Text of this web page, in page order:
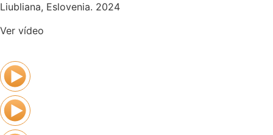
Liubliana, Eslovenia. 2024
Ver vídeo